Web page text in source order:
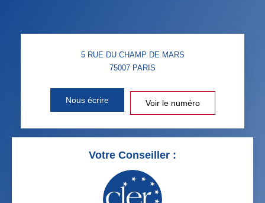
5 RUE DU CHAMP DE MARS
75007 PARIS
Nous écrire Voir le numéro
Votre Conseiller :